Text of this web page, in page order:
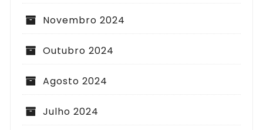
Novembro 2024
Outubro 2024
Agosto 2024
Julho 2024